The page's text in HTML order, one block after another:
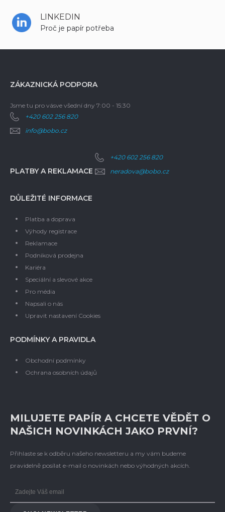
LINKEDIN
Proč je papír potřeba
ZÁKAZNICKÁ PODPORA
Jsme tu pro vásve všední dny 7:00 - 15:30
+420 602 256 820
info@bobo.cz
PLATBY A REKLAMACE
+420 602 256 820
neradova@bobo.cz
DŮLEŽITÉ INFORMACE
Platba a doprava
Výhody registrace
Reklamace
Podniková prodejna
Kariéra
Speciální a slevové akce
Pro média
Napsali o nás
Upravit nastavení Cookies
PODMÍNKY A PRAVIDLA
Obchodní podmínky
Ochrana osobních údajů
MILUJETE PAPÍR A CHCETE VĚDĚT O
NAŠICH NOVINKÁCH JAKO PRVNÍ?
Přihlaste se k odběru našeho newsletteru a my vám budeme
pravidelně posílat e-mail o novinkách nebo výhodných akcích.